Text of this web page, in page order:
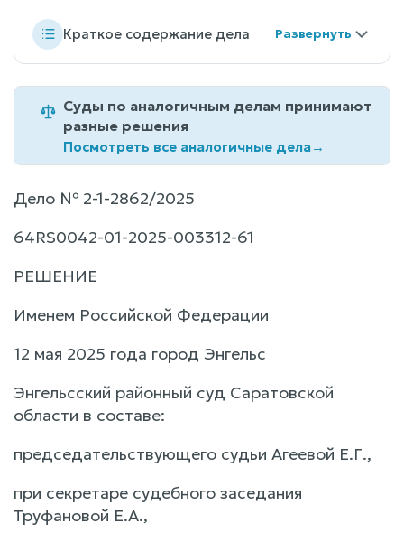
Краткое содержание дела
Суды по аналогичным делам принимают
разные решения
Посмотреть все аналогичные дела→
Дело № 2-1-2862/2025
64RS0042-01-2025-003312-61
РЕШЕНИЕ
Именем Российской Федерации
12 мая 2025 года город Энгельс
Энгельсский районный суд Саратовской
области в составе:
председательствующего судьи Агеевой Е.Г.,
при секретаре судебного заседания
Труфановой Е.А.,